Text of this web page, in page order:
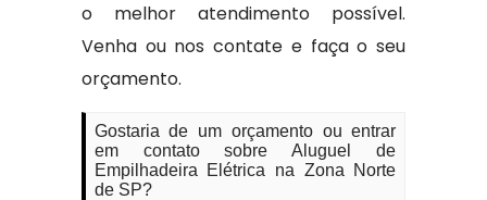
o melhor atendimento possível.
Venha ou nos contate e faça o seu
orçamento.
Gostaria de um orçamento ou entrar
em contato sobre Aluguel de
Empilhadeira Elétrica na Zona Norte
de SP?